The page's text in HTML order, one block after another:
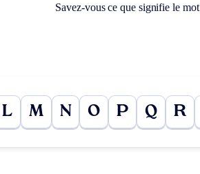
Savez-vous ce que signifie le mot
L M N O P Q R